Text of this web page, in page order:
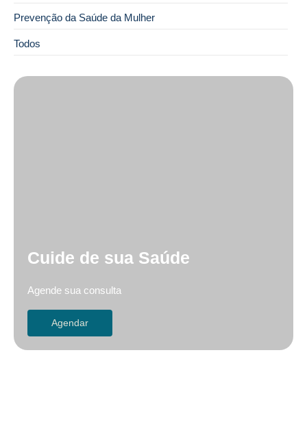
Prevenção da Saúde da Mulher
Todos
Cuide de sua Saúde
Agende sua consulta
Agendar